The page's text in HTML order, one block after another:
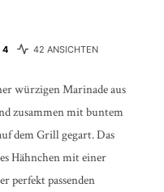
4 42 ANSICHTEN
würzigen Marinade aus
zusammen mit buntem
dem Grill gegart. Das
Hähnchen mit einer
perfekt passenden